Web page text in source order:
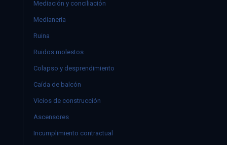
Mediación y conciliación
Medianería
Ruina
Ruidos molestos
Colapso y desprendimiento
Caída de balcón
Vicios de construcción
Ascensores
Incumplimiento contractual